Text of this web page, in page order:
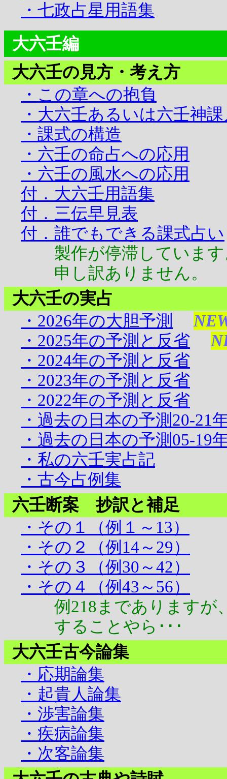
・七政占星用語集
大六壬編
大六壬の見方・考え方
・この章への抱負
・大六壬あるいは六壬神
・課式の構造
・六壬の命占への応用
・六壬の風水への応用
付．大六壬用語集
付．三伝早見表
付．誰でもできる課式占い
製作が停滞しています
申し訳ありません。
大六壬の実占
・2026年の大胆予測
・2025年の予測と反省
・2024年の予測と反省
・2023年の予測と反省
・2022年の予測と反省
・過去の日本の予測20-21
・過去の日本の予測05-19
・私の六壬実占記
・古今占例集
六壬断案 抄訳と補足
・その１（例１～13）
・その２（例14～29）
・その３（例30～42）
・その４（例43～56）
例218までありますが
することやら･･･
大六壬古今論集
・応期論集
・起貴人論集
・渉害論集
・疾病論集
・次客論集